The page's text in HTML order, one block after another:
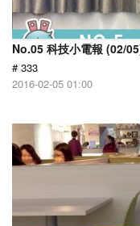
No.05 科技小電報 (02/
# 333
2016-02-05 01:00